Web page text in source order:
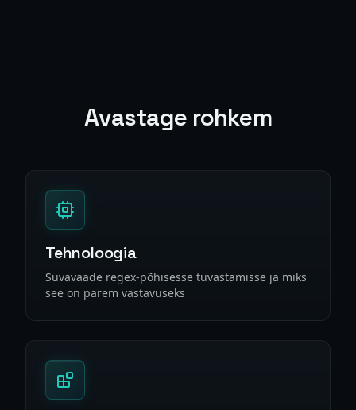
Avastage rohkem
Tehnoloogia
Süvavaade regex-põhisesse tuvastamisse ja miks
see on parem vastavuseks